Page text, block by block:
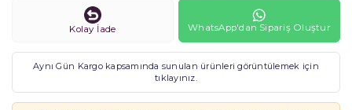
Kolay İade WhatsApp'dan Sipariş Oluştur
Aynı Gün Kargo kapsamında sunulan ürünleri görüntülemek için
tıklayınız.